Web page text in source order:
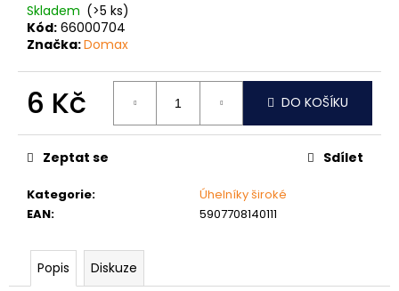
Skladem (>5 ks)
Kód: 66000704
Značka:Domax
6 Kč
cena:
DO KOŠÍKU
Kategorie:
Úhelníky široké
EAN: 5907708140111
Zeptat se Sdílet
Popis Diskuze
D
o
p
o
u
č
e